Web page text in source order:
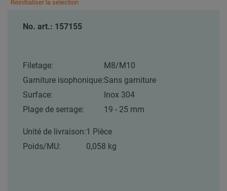
Réinitialiser la sélection
No. art.: 157155
Filetage:
M8/M10
Garniture isophonique:Sans garniture
Surface:
Inox 304
Plage de serrage:
19 - 25 mm
Unité de livraison:1 Pièce
Poids/MU:
0,058 kg